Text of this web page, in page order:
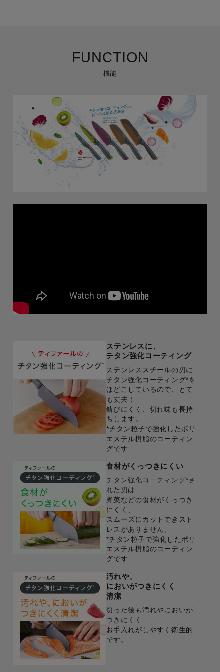
機能
FUNCTION
ステンレスに、
チタン強化コーティング
ステンレススチールの刃に
チタン強化コーティング*を
ほどこしているので、とて
も丈夫！
錆びにくく、切れ味も長持
ちします。
*チタン粒子で強化したポリ
エステル樹脂のコーティン
グです
食材がくっつきにくい
チタン強化コーティング*さ
れた刃は
野菜などの食材がくっつき
にくく、
スムーズにカットできスト
レスがありません。
*チタン粒子で強化したポリ
エステル樹脂のコーティン
グです
汚れや、
においがつきにくく
清潔
切った後も汚れやにおいが
つきにくく
お手入れがしやすく衛生的
です。